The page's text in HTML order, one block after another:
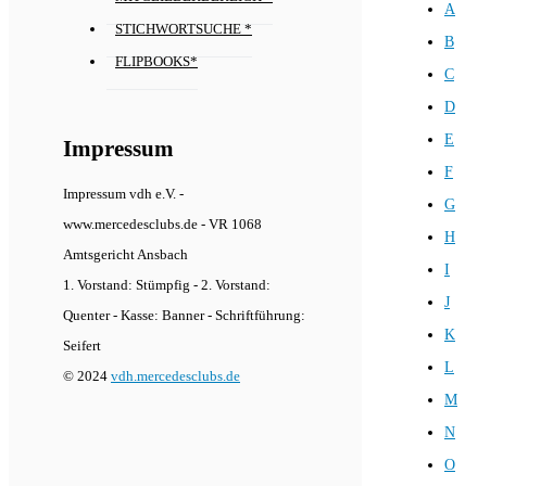
STICHWORTSUCHE *
FLIPBOOKS*
Impressum
Impressum vdh e.V. -
www.mercedesclubs.de - VR 1068
Amtsgericht Ansbach
1. Vorstand: Stümpfig - 2. Vorstand:
Quenter - Kasse: Banner - Schriftführung:
Seifert
© 2024 vdh.mercedesclubs.de
A
B
C
D
E
F
G
H
I
J
K
L
M
N
O